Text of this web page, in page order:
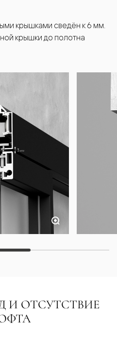
крышками сведён к 6 мм.
крышки до полотна
И ОТСУТСТВИЕ